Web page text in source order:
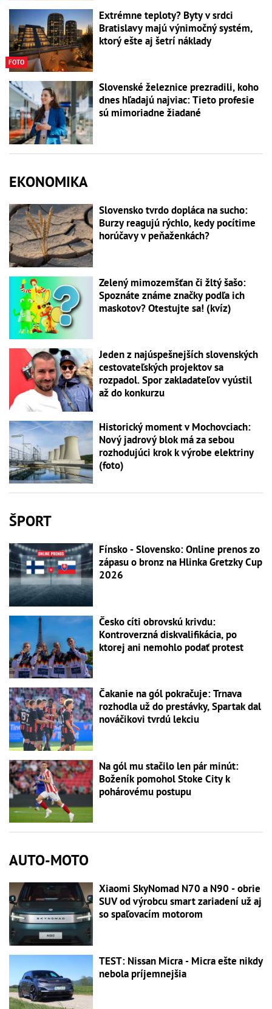
FOTO
Extrémne teploty? Byty v srdci
Bratislavy majú výnimočný systém,
ktorý ešte aj šetrí náklady
Slovenské železnice prezradili, koho
dnes hľadajú najviac: Tieto profesie
sú mimoriadne žiadané
EKONOMIKA
Slovensko tvrdo dopláca na sucho:
Burzy reagujú rýchlo, kedy pocítime
horúčavy v peňaženkách?
Zelený mimozemšťan či žltý šašo:
Spoznáte známe značky podľa ich
maskotov? Otestujte sa! (kvíz)
Jeden z najúspešnejších slovenských
cestovateľských projektov sa
rozpadol. Spor zakladateľov vyústil
až do konkurzu
Historický moment v Mochovciach:
Nový jadrový blok má za sebou
rozhodujúci krok k výrobe elektriny
(foto)
ŠPORT
Fínsko - Slovensko: Online prenos zo
zápasu o bronz na Hlinka Gretzky Cup
2026
Česko cíti obrovskú krivdu:
Kontroverzná diskvalifikácia, po
ktorej ani nemohlo podať protest
Čakanie na gól pokračuje: Trnava
rozhodla už do prestávky, Spartak dal
nováčikovi tvrdú lekciu
Na gól mu stačilo len pár minút:
Boženík pomohol Stoke City k
pohárovému postupu
AUTO-MOTO
Xiaomi SkyNomad N70 a N90 - obrie
SUV od výrobcu smart zariadení už aj
so spaľovacím motorom
TEST: Nissan Micra - Micra ešte nikdy
nebola príjemnejšia